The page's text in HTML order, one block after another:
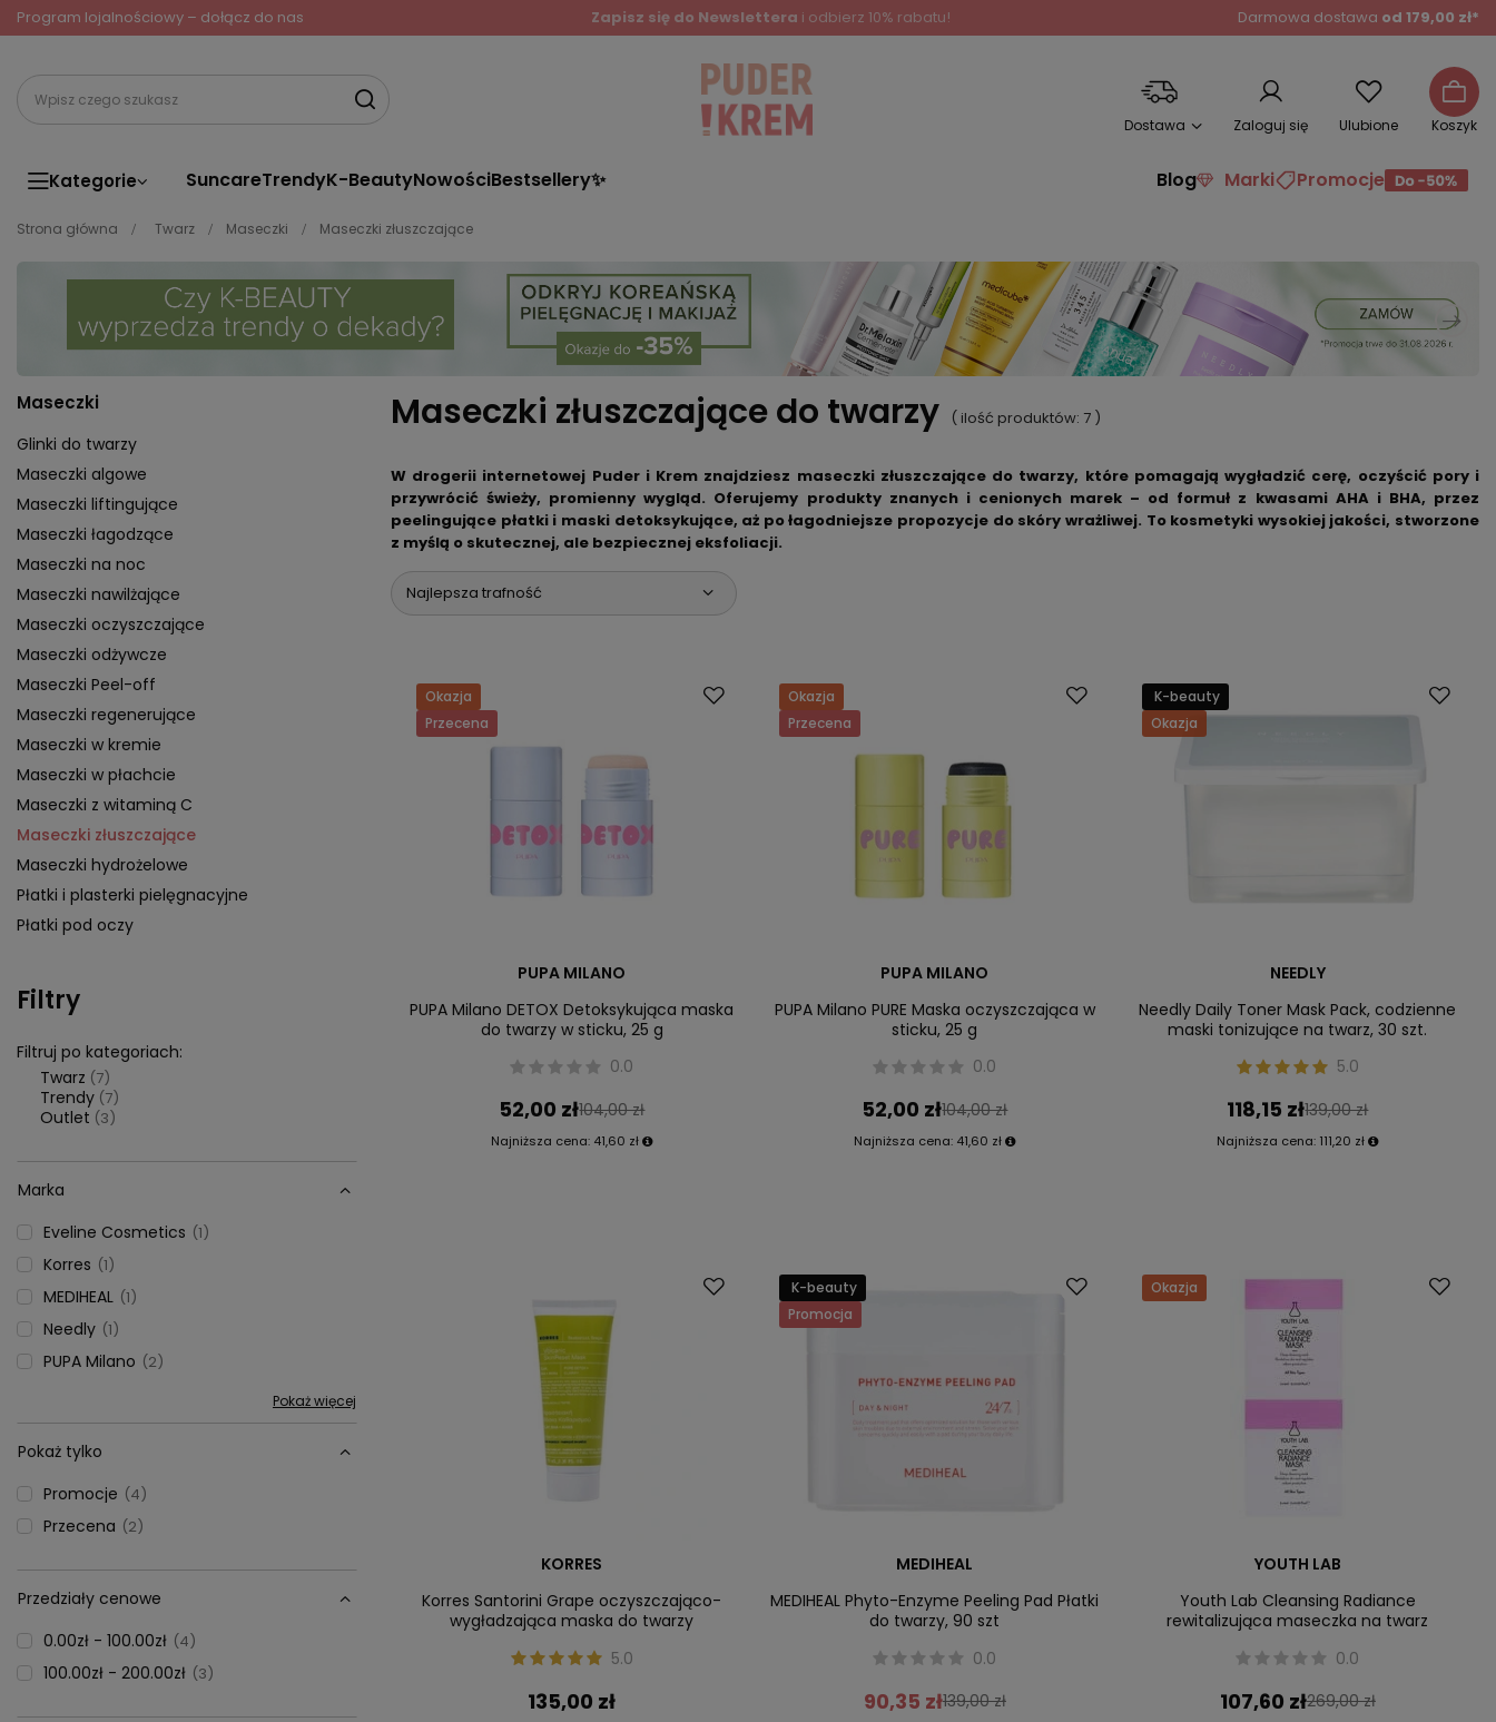
Program lojalnościowy – dołącz do nas Darmowa dostawa od 179,00 zł*
Dostawa Zaloguj się Ulubione Koszyk
Kategorie SuncareTrendyK-BeautyNowościBestsellery✨ Blog Marki Promocje
Strona główna Twarz Maseczki Maseczki złuszczające
Maseczki
Glinki do twarzy
Maseczki algowe
Maseczki liftingujące
Maseczki łagodzące
Maseczki na noc
Maseczki nawilżające
Maseczki oczyszczające
Maseczki odżywcze
Maseczki Peel-off
Maseczki regenerujące
Maseczki w kremie
Maseczki w płachcie
Maseczki z witaminą C
Maseczki złuszczające
Maseczki hydrożelowe
Płatki i plasterki pielęgnacyjne
Płatki pod oczy
Filtry
Filtruj po kategoriach:
Twarz (7)
Trendy (7)
Outlet (3)
Marka
Eveline Cosmetics
1
Korres 1
MEDIHEAL 1
Needly 1
PUPA Milano 2
Pokaż więcej
Pokaż tylko
Promocje
4
Przecena 2
Przedziały cenowe
0.00zł - 100.00zł
4
100.00zł - 200.00zł 3
Maseczki złuszczające do twarzy ( ilość produktów: 7 )
W drogerii internetowej Puder i Krem znajdziesz maseczki złuszczające do twarzy, które pomagają wygładzić cerę, oczyścić pory i
przywrócić świeży, promienny wygląd. Oferujemy produkty znanych i cenionych marek – od formuł z kwasami AHA i BHA, przez
peelingujące płatki i maski detoksykujące, aż po łagodniejsze propozycje do skóry wrażliwej. To kosmetyki wysokiej jakości, stworzone
z myślą o skutecznej, ale bezpiecznej eksfoliacji.
Najlepsza trafność
Okazja
Przecena
PUPA MILANO
PUPA Milano DETOX Detoksykująca maska
do twarzy w sticku, 25 g
0.0
52,00 zł104,00 zł
Najniższa cena: 41,60 zł
Okazja
Przecena
PUPA MILANO
PUPA Milano PURE Maska oczyszczająca w
sticku, 25 g
0.0
52,00 zł104,00 zł
Najniższa cena: 41,60 zł
K-beauty
Okazja
NEEDLY
Needly Daily Toner Mask Pack, codzienne
maski tonizujące na twarz, 30 szt.
5.0
118,15 zł139,00 zł
Najniższa cena: 111,20 zł
KORRES
Korres Santorini Grape oczyszczająco-
wygładzająca maska do twarzy
5.0
135,00 zł
K-beauty
Promocja
MEDIHEAL
MEDIHEAL Phyto-Enzyme Peeling Pad Płatki
do twarzy, 90 szt
0.0
90,35 zł139,00 zł
Okazja
YOUTH LAB
Youth Lab Cleansing Radiance
rewitalizująca maseczka na twarz
0.0
107,60 zł269,00 zł